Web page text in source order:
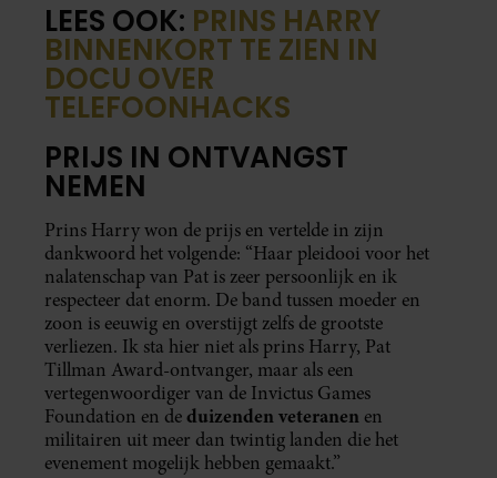
LEES OOK: PRINS HARRY
BINNENKORT TE ZIEN IN
DOCU OVER
TELEFOONHACKS
PRIJS IN ONTVANGST
NEMEN
Prins Harry won de prijs en vertelde in zijn
dankwoord het volgende: “Haar pleidooi voor het
nalatenschap van Pat is zeer persoonlijk en ik
respecteer dat enorm. De band tussen moeder en
zoon is eeuwig en overstijgt zelfs de grootste
verliezen. Ik sta hier niet als prins Harry, Pat
Tillman Award-ontvanger, maar als een
vertegenwoordiger van de Invictus Games
Foundation en deduizenden veteranen en
militairen uit meer dan twintig landen die het
evenement mogelijk hebben gemaakt.”